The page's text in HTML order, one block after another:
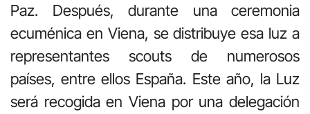
Paz. Después, durante una ceremonia
ecuménica en Viena, se distribuye esa luz a
representantes scouts de numerosos
países, entre ellos España. Este año, la Luz
será recogida en Viena por una delegación